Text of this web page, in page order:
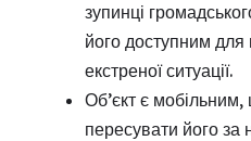
зупинці
його доступним для
екстреної ситуації.
Об’єкт є
пересувати його за